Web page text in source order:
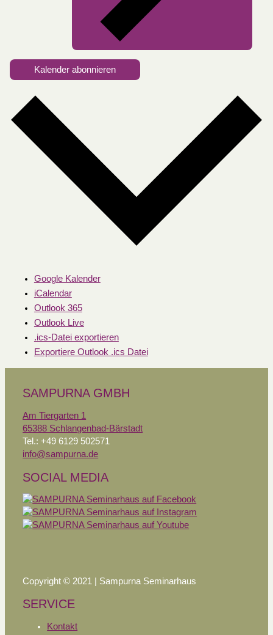
Kalender abonnieren
Google Kalender
iCalendar
Outlook 365
Outlook Live
.ics-Datei exportieren
Exportiere Outlook .ics Datei
SAMPURNA GMBH
Am Tiergarten 1
65388 Schlangenbad-Bärstadt
Tel.: +49 6129 502571
info@sampurna.de
SOCIAL MEDIA
Copyright © 2021 | Sampurna Seminarhaus
SERVICE
Kontakt